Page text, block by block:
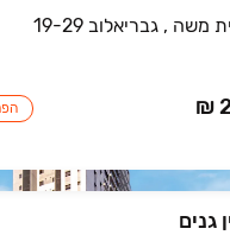
, גבריאלוב 19-29